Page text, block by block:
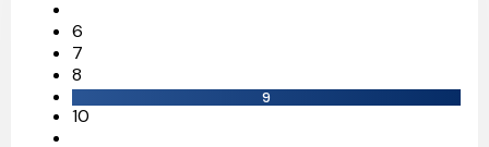
6
7
8
9
10